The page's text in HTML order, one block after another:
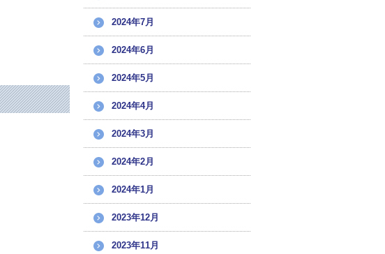
2024年7月
2024年6月
2024年5月
2024年4月
2024年3月
2024年2月
2024年1月
2023年12月
2023年11月